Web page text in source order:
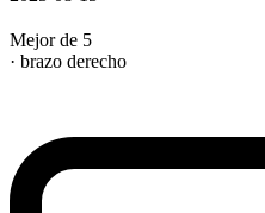
Mejor de 5
· brazo derecho